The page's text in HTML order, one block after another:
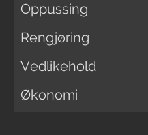
Oppussing
Rengjøring
Vedlikehold
Økonomi